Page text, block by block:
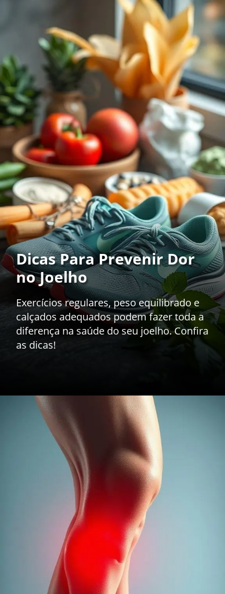
https://drdaviddelgiglio.com.br/dor-no-joelho-quais-as-principais-causas-opcoes-de-tratamento-e-como-prevenir-esse-desconforto/
Dicas Para Prevenir Dor
no Joelho
Exercícios regulares, peso equilibrado e
calçados adequados podem fazer toda a
diferença na saúde do seu joelho. Confira
as dicas!
Opening